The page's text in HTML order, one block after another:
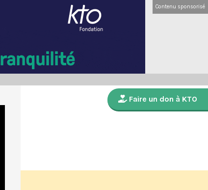
Contenu sponsorisé
Faire un don à KTO